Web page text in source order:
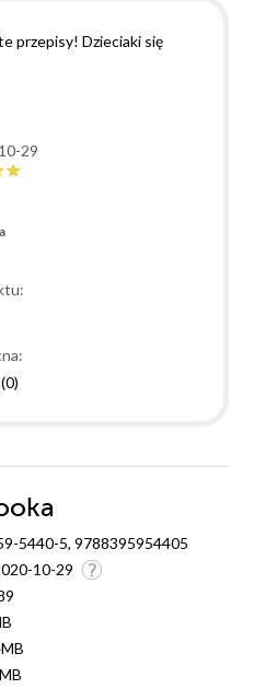
przepisy! Dzieciaki się
29
(0)
5440-5, 9788395954405
10-29